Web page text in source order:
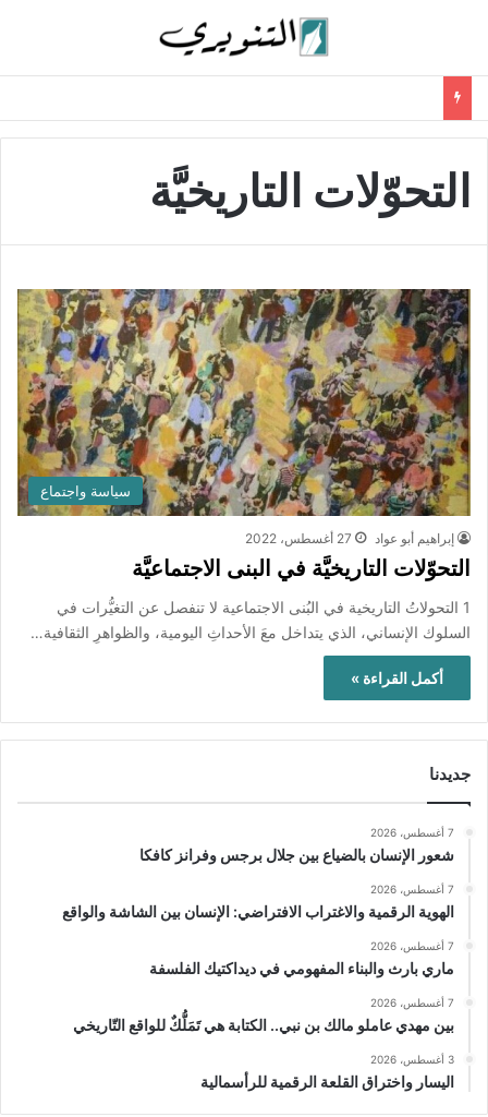
التحوّلات التاريخيَّة
سياسة واجتماع
إبراهيم أبو عواد 27 أغسطس، 2022
التحوّلات التاريخيَّة في البنى الاجتماعيَّة
1 التحولاتُ التاريخية في البُنى الاجتماعية لا تنفصل عن التغيُّرات في
السلوك الإنساني، الذي يتداخل معَ الأحداثِ اليومية، والظواهرِ الثقافية…
أكمل القراءة »
جديدنا
7 أغسطس، 2026
شعور الإنسان بالضياع بين جلال برجس وفرانز كافكا
7 أغسطس، 2026
الهوية الرقمية والاغتراب الافتراضي: الإنسان بين الشاشة والواقع
7 أغسطس، 2026
ماري بارث والبناء المفهومي في ديداكتيك الفلسفة
7 أغسطس، 2026
بين مهدي عاملو مالك بن نبي.. الكتابة هي تَمَلُّكٌ للواقع التّاريخي
3 أغسطس، 2026
اليسار واختراق القلعة الرقمية للرأسمالية